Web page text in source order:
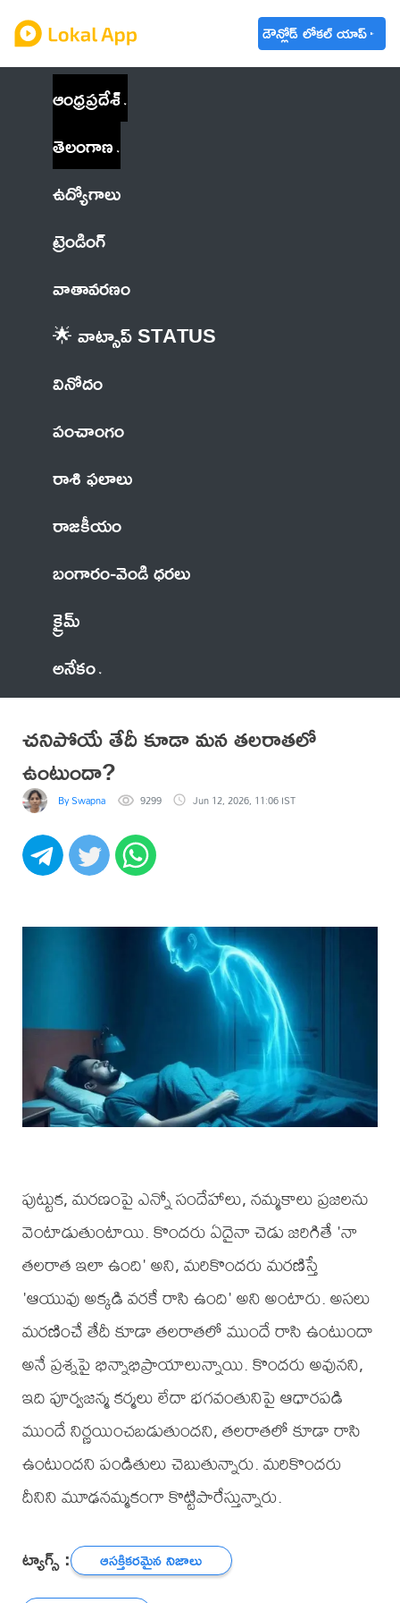
డౌన్లోడ్ లోకల్ యాప్
ఆంధ్రప్రదేశ్
తెలంగాణ
ఉద్యోగాలు
ట్రెండింగ్
వాతావరణం
🌟 వాట్సాప్ STATUS
వినోదం
పంచాంగం
రాశి ఫలాలు
రాజకీయం
బంగారం-వెండి ధరలు
క్రైమ్
అనేకం
చనిపోయే తేదీ కూడా మన తలరాతలో
ఉంటుందా?
By Swapna 9299 Jun 12, 2026, 11:06 IST
పుట్టుక, మరణంపై ఎన్నో సందేహాలు, నమ్మకాలు ప్రజలను
వెంటాడుతుంటాయి. కొందరు ఏదైనా చెడు జరిగితే 'నా
తలరాత ఇలా ఉంది' అని, మరికొందరు మరణిస్తే
'ఆయువు అక్కడి వరకే రాసి ఉంది' అని అంటారు. అసలు
మరణించే తేదీ కూడా తలరాతలో ముందే రాసి ఉంటుందా
అనే ప్రశ్నపై భిన్నాభిప్రాయాలున్నాయి. కొందరు అవునని,
ఇది పూర్వజన్మ కర్మలు లేదా భగవంతునిపై ఆధారపడి
ముందే నిర్ణయించబడుతుందని, తలరాతలో కూడా రాసి
ఉంటుందని పండితులు చెబుతున్నారు. మరికొందరు
దీనిని మూఢనమ్మకంగా కొట్టిపారేస్తున్నారు.
ట్యాగ్స్ :
ఆసక్తికరమైన నిజాలు